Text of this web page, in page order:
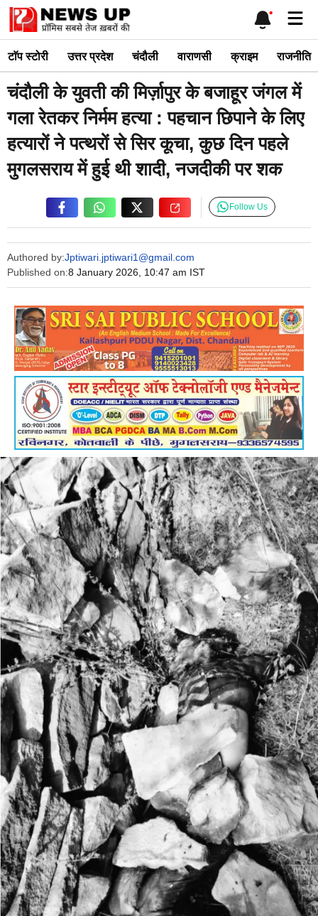
Skip
content
टाॅप स्टोरी उत्तर प्रदेश चंदौली वाराणसी क्राइम राजनीति
चंदौली के युवती की मिर्ज़ापुर के बजाहूर जंगल में
गला रेतकर निर्मम हत्या : पहचान छिपाने के लिए
हत्यारों ने पत्थरों से सिर कूचा, कुछ दिन पहले
मुगलसराय में हुई थी शादी, नजदीकी पर शक
Authored by:Jptiwari.jptiwari1@gmail.com
Published on:8 January 2026, 10:47 am IST
Follow Us